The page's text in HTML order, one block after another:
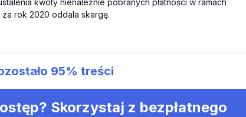
kwoty nienależnie pobranych płatności w ramach
rok 2020 oddala skargę.
95% treści
Skorzystaj z bezpłatnego